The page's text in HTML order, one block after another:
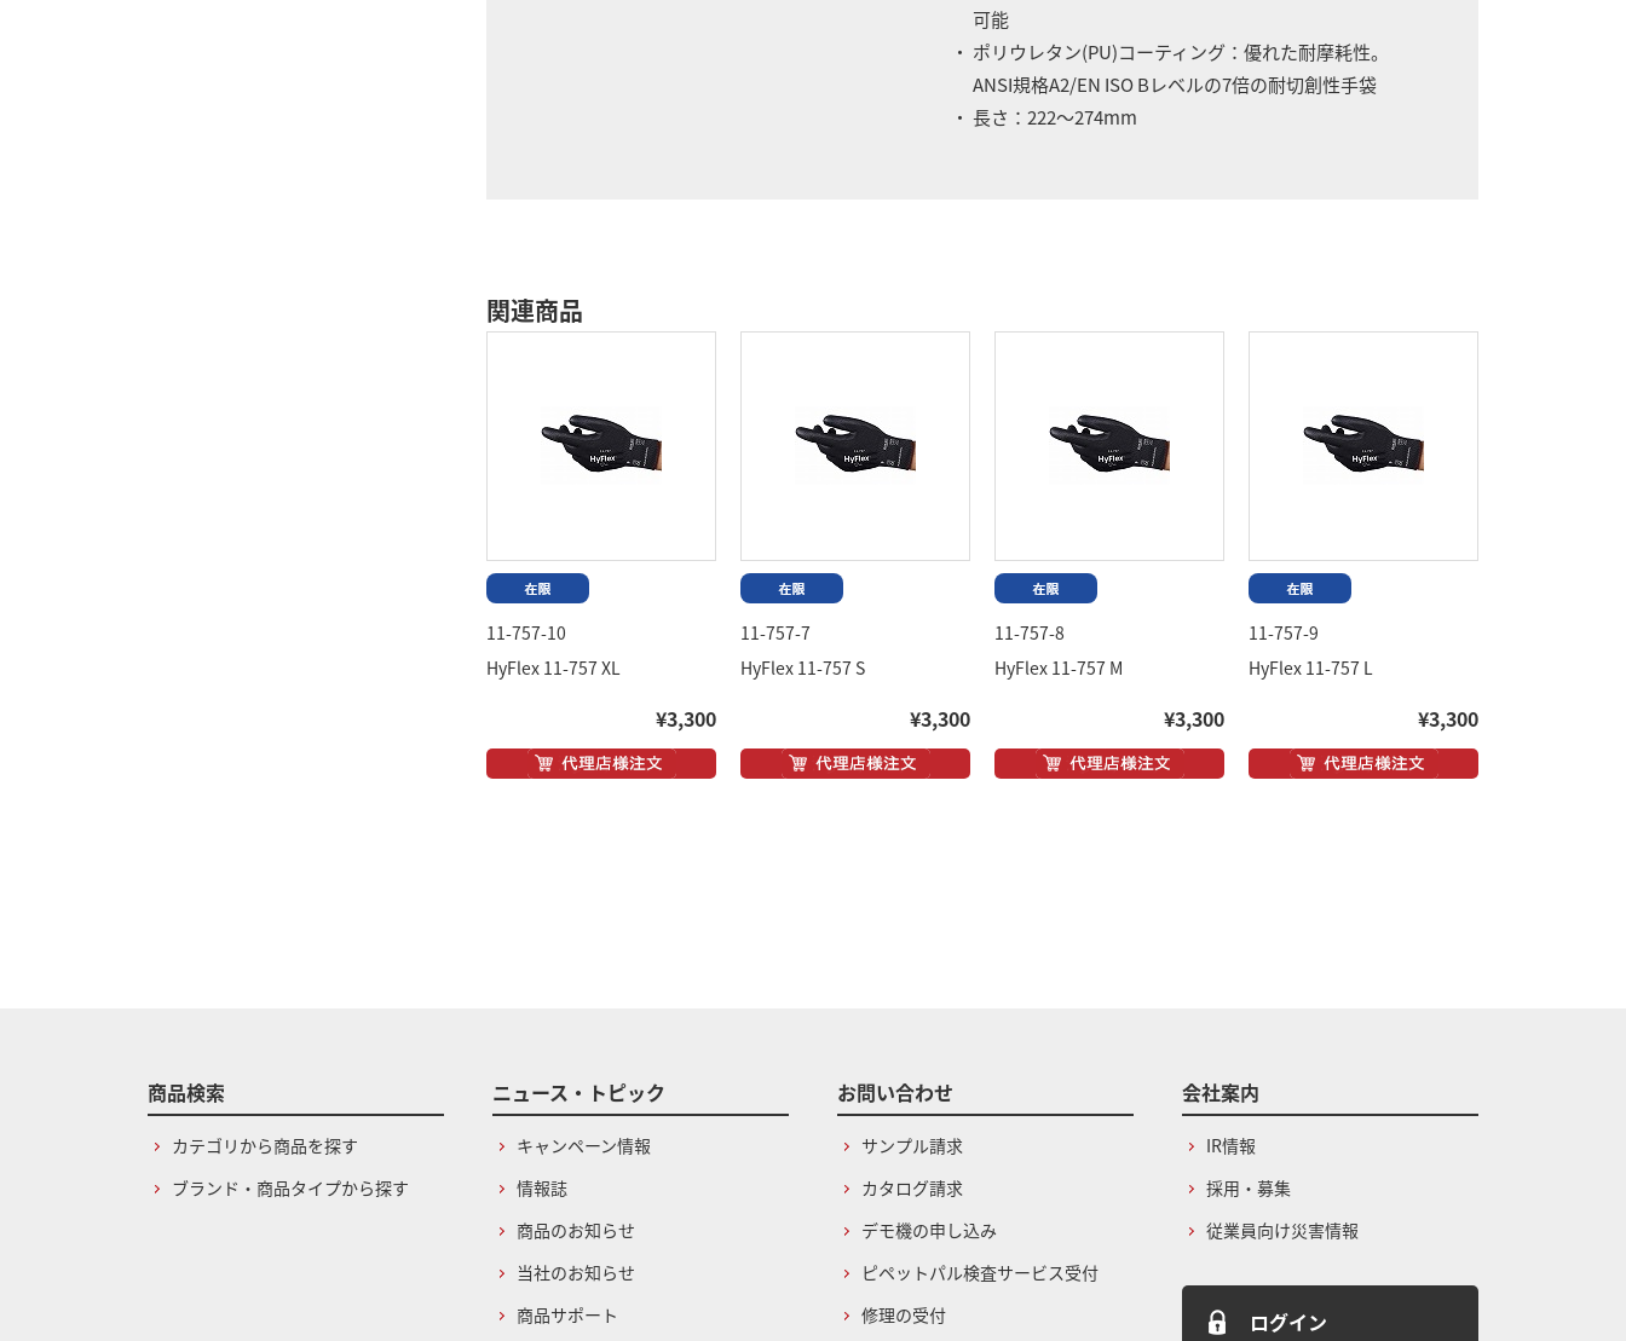
可能
・ ポリウレタン(PU)コーティング：優れた耐摩耗性。
ANSI規格A2/EN ISO Bレベルの7倍の耐切創性手袋
・ 長さ：222～274mm
関連商品
11-757-10
HyFlex 11-757 XL
¥3,300
11-757-7
HyFlex 11-757 S
¥3,300
11-757-8
HyFlex 11-757 M
¥3,300
11-757-9
HyFlex 11-757 L
¥3,300
商品検索
カテゴリから商品を探す
ブランド・商品タイプから探す
ニュース・トピック
キャンペーン情報
情報誌
商品のお知らせ
当社のお知らせ
商品サポート
お問い合わせ
サンプル請求
カタログ請求
デモ機の申し込み
ピペットパル検査サービス受付
修理の受付
会社案内
IR情報
採用・募集
従業員向け災害情報
ログイン